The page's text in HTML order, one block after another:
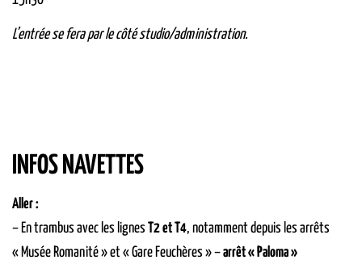
L’entrée se fera par le côté studio/administration.
INFOS NAVETTES
Aller :
– En trambus avec les lignes T2 et T4, notamment depuis les arrêts
« Musée Romanité » et « Gare Feuchères » –arrêt « Paloma »